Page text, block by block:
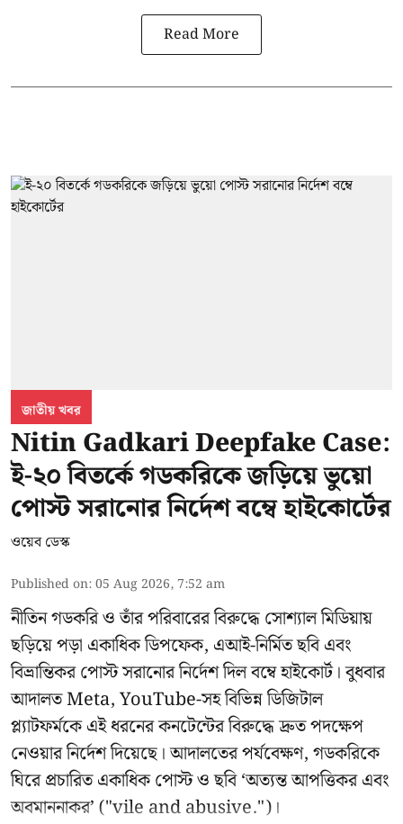
Read More
জাতীয় খবর
Nitin Gadkari Deepfake Case:
ই-২০ বিতর্কে গডকরিকে জড়িয়ে ভুয়ো
পোস্ট সরানোর নির্দেশ বম্বে হাইকোর্টের
ওয়েব ডেস্ক
Published on:05 Aug 2026, 7:52 am
নীতিন গডকরি ও তাঁর পরিবারের বিরুদ্ধে সোশ্যাল মিডিয়ায়
ছড়িয়ে পড়া একাধিক ডিপফেক, এআই-নির্মিত ছবি এবং
বিভ্রান্তিকর পোস্ট সরানোর নির্দেশ দিল বম্বে হাইকোর্ট। বুধবার
আদালত Meta, YouTube-সহ বিভিন্ন ডিজিটাল
প্ল্যাটফর্মকে এই ধরনের কনটেন্টের বিরুদ্ধে দ্রুত পদক্ষেপ
নেওয়ার নির্দেশ দিয়েছে। আদালতের পর্যবেক্ষণ, গডকরিকে
ঘিরে প্রচারিত একাধিক পোস্ট ও ছবি ‘অত্যন্ত আপত্তিকর এবং
অবমাননাকর’ ("vile and abusive.")।